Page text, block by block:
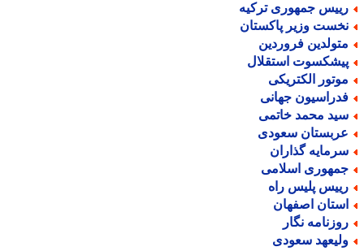
جمهوری ترکیه
وزیر پاکستان
فروردین
استقلال
الکتریکی
جهانی
محمد خاتمی
سعودی
گذاران
اسلامی
پلیس راه
اصفهان
نگار
سعودی